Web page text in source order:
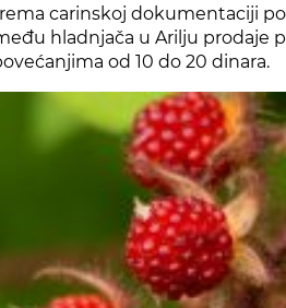
carinskoj dokumentaciji
hladnjača u Arilju prodaje
od 10 do 20 dinara.